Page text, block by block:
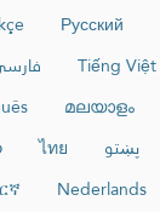
Русский
Tiếng Việt
മലയാളം
ไทย پښتو
Nederlands